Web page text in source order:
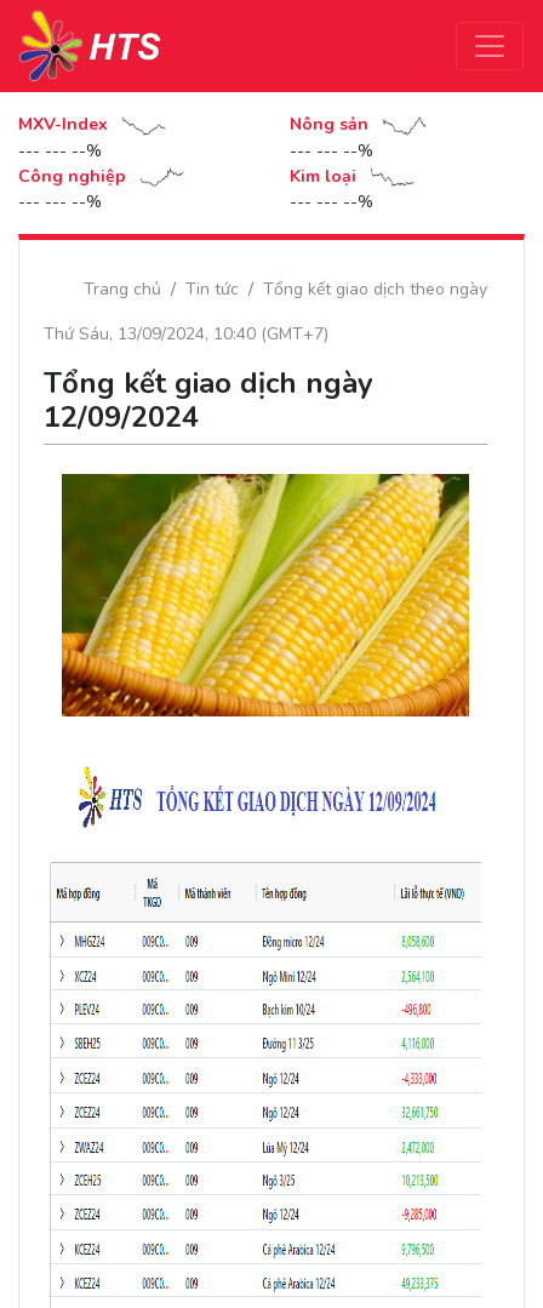
MXV-Index
--- --- --%
Nông sản
--- --- --%
Công nghiệp
--- --- --%
Kim loại
--- --- --%
Trang chủ Tin tức
Tổng kết giao dịch theo ngày
Thứ Sáu, 13/09/2024, 10:40 (GMT+7)
Tổng kết giao dịch ngày
12/09/2024